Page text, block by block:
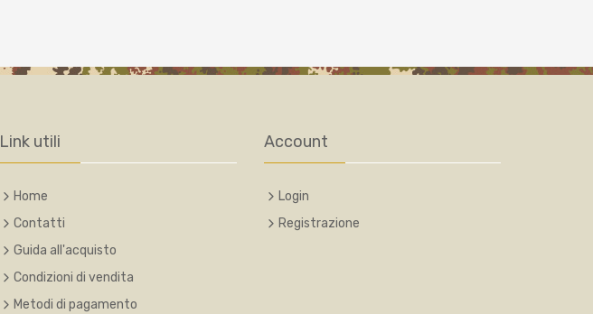
Link utili
Home
Contatti
Guida all'acquisto
Condizioni di vendita
Metodi di pagamento
Account
Login
Registrazione